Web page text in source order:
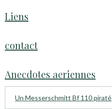
Liens
contact
Anecdotes aeriennes
Un Messerschmitt Bf 110 piraté